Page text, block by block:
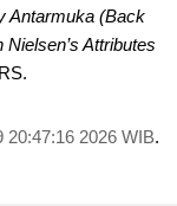
Antarmuka (Back
Attributes
20:47:16 2026 WIB.